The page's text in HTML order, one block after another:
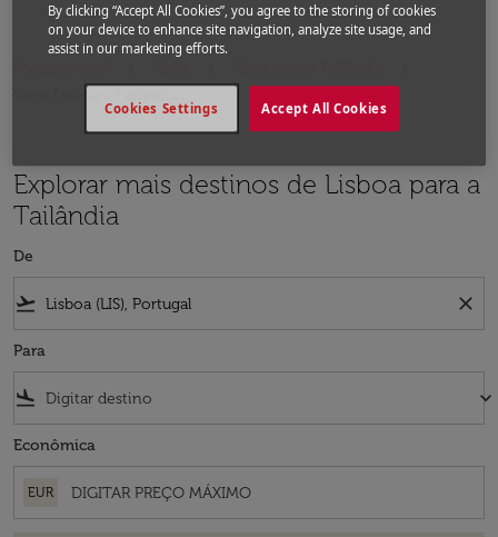
Explorar mais destinos de Lisboa para a
Tailândia
De
flight_takeoff close
Para
flight_land keyboard_arrow_down
Econômica
EUR
By clicking “Accept All Cookies”, you agree to the storing of cookies
on your device to enhance site navigation, analyze site usage, and
assist in our marketing efforts.
Accept All Cookies
Cookies Settings